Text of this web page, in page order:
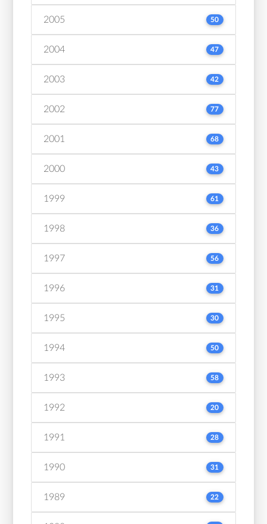
2005 50
2004 47
2003 42
2002 77
2001 68
2000 43
1999 61
1998 36
1997 56
1996 31
1995 30
1994 50
1993 58
1992 20
1991 28
1990 31
1989 22